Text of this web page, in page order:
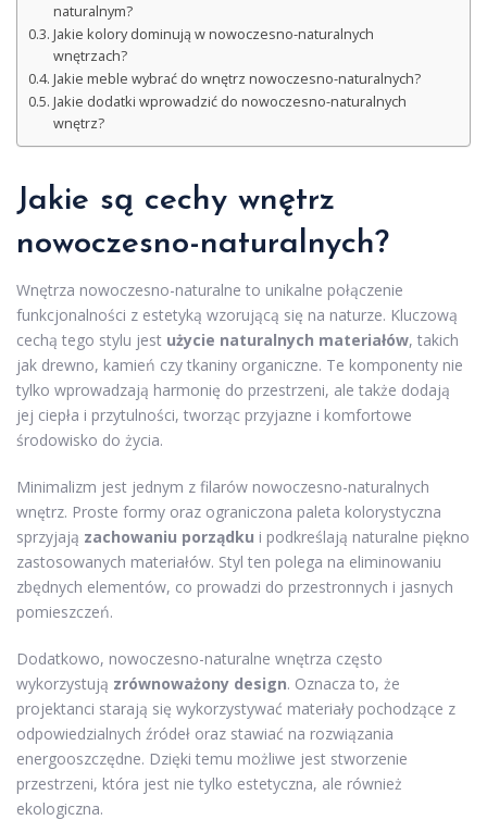
naturalnym?
Jakie kolory dominują w nowoczesno-naturalnych
wnętrzach?
Jakie meble wybrać do wnętrz nowoczesno-naturalnych?
Jakie dodatki wprowadzić do nowoczesno-naturalnych
wnętrz?
Jakie są cechy wnętrz
nowoczesno-naturalnych?
Wnętrza nowoczesno-naturalne to unikalne połączenie
funkcjonalności z estetyką wzorującą się na naturze. Kluczową
cechą tego stylu jest użycie naturalnych materiałów, takich
jak drewno, kamień czy tkaniny organiczne. Te komponenty nie
tylko wprowadzają harmonię do przestrzeni, ale także dodają
jej ciepła i przytulności, tworząc przyjazne i komfortowe
środowisko do życia.
Minimalizm jest jednym z filarów nowoczesno-naturalnych
wnętrz. Proste formy oraz ograniczona paleta kolorystyczna
sprzyjają zachowaniu porządku i podkreślają naturalne piękno
zastosowanych materiałów. Styl ten polega na eliminowaniu
zbędnych elementów, co prowadzi do przestronnych i jasnych
pomieszczeń.
Dodatkowo, nowoczesno-naturalne wnętrza często
wykorzystują zrównoważony design. Oznacza to, że
projektanci starają się wykorzystywać materiały pochodzące z
odpowiedzialnych źródeł oraz stawiać na rozwiązania
energooszczędne. Dzięki temu możliwe jest stworzenie
przestrzeni, która jest nie tylko estetyczna, ale również
ekologiczna.